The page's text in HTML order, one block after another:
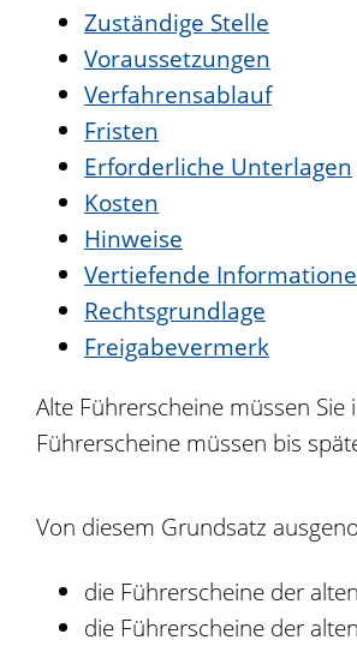
Zuständige Stelle
Voraussetzungen
Verfahrensablauf
Fristen
Erforderliche Unterlagen
Kosten
Hinweise
Vertiefende
Rechtsgrundlage
Freigabevermerk
Alte Führerscheine müssen
Führerscheine müssen bis
Von diesem Grundsatz
die Führerscheine der
die Führerscheine der